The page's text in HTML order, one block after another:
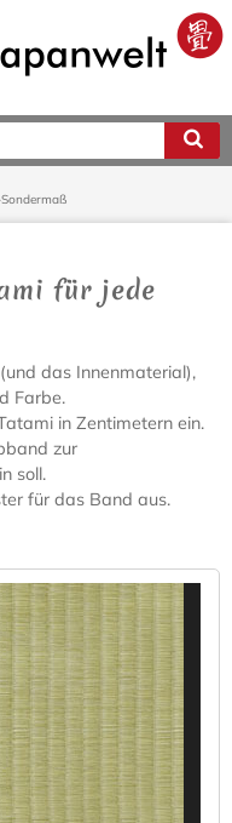
für jede
das Innenmaterial),
Farbe.
in Zentimetern ein.
zur
soll.
für das Band aus.